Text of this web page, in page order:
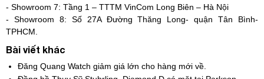
- Showroom 7: Tầng 1 – TTTM VinCom Long Biên – Hà Nội
- Showroom 8: Số 27A Đường Thăng Long- quận Tân Bình-
TPHCM.
Bài viết khác
Đăng Quang Watch giảm giá lớn cho hàng mới về.